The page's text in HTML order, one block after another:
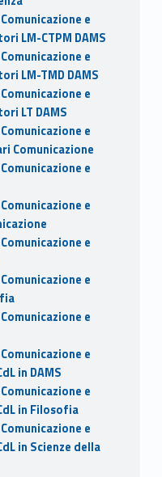
e
LM-CTPM DAMS
e
LM-TMD DAMS
e
LT DAMS
e
Comunicazione
e
e
e
e
e
e
in DAMS
e
in Filosofia
e
in Scienze della